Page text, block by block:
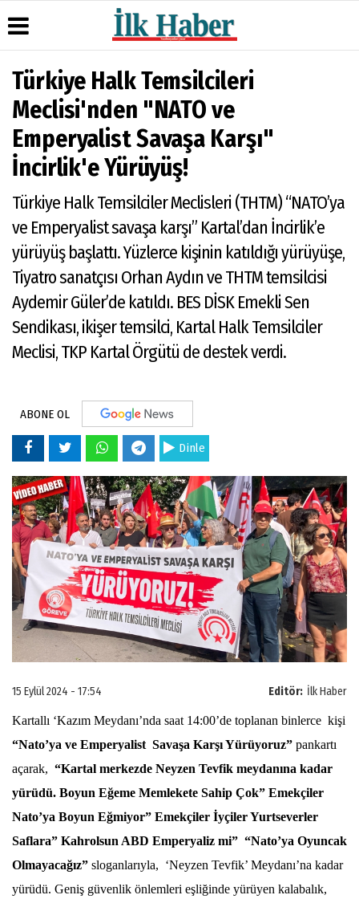
Üye Paneli
Haber
Arşivi
Gazete
Arşivi
Günün
Haberleri
Hava
Durumu
Gazete
Manşetleri
Anketler
Biyografiler
Köşe
Yazarları
Video
Galeri
İlkeleri
Türkiye Halk Temsilcileri
Meclisi'nden "NATO ve
Emperyalist Savaşa Karşı"
İncirlik'e Yürüyüş!
Türkiye Halk Temsilciler Meclisleri (THTM) “NATO’ya
ve Emperyalist savaşa karşı” Kartal’dan İncirlik’e
yürüyüş başlattı. Yüzlerce kişinin katıldığı yürüyüşe,
Tiyatro sanatçısı Orhan Aydın ve THTM temsilcisi
Aydemir Güler’de katıldı. BES DİSK Emekli Sen
Sendikası, ikişer temsilci, Kartal Halk Temsilciler
Meclisi, TKP Kartal Örgütü de destek verdi.
ABONE OL
Dinle
Editör: İlk Haber
15 Eylül 2024 - 17:54
Kartallı ‘Kazım Meydanı’nda saat 14:00’de toplanan binlerce kişi
“Nato’ya ve Emperyalist Savaşa Karşı Yürüyoruz” pankartı
açarak, “Kartal merkezde Neyzen Tevfik meydanına kadar
yürüdü. Boyun Eğeme Memlekete Sahip Çok” Emekçiler
Nato’ya Boyun Eğmiyor” Emekçiler İyçiler Yurtseverler
Saflara” Kahrolsun ABD Emperyaliz mi” “Nato’ya Oyuncak
Olmayacağız” sloganlarıyla, ‘Neyzen Tevfik’ Meydanı’na kadar
yürüdü. Geniş güvenlik önlemleri eşliğinde yürüyen kalabalık,